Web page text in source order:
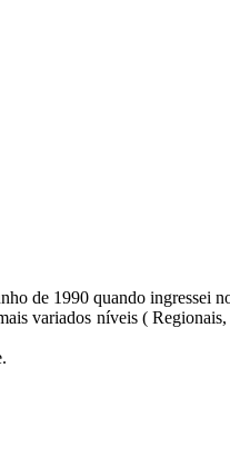
de 1990 quando ingressei
variados níveis (